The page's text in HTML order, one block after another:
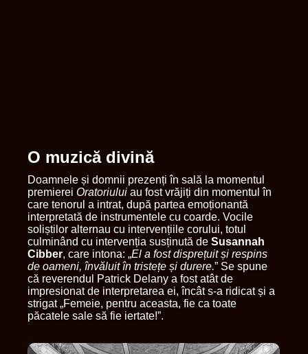
O muzică divină
Doamnele și domnii prezenți în sală la momentul
premierei Oratoriului au fost vrăjiți din momentul în
care tenorul a intrat, după partea emoționantă
interpretată de instrumentele cu coarde. Vocile
soliștilor alternau cu intervențiile corului, totul
culminând cu intervenția susținută de Susannah
Cibber, care intona: „El a fost disprețuit și respins
de oameni, învăluit în tristețe și durere.” Se spune
că reverendul Patrick Delany a fost atât de
impresionat de interpretarea ei, încât s-a ridicat și a
strigat „Femeie, pentru aceasta, fie ca toate
păcatele sale să fie iertate!”.